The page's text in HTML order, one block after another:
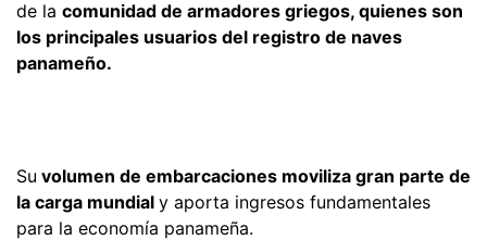
de la comunidad de armadores griegos, quienes son
los principales usuarios del registro de naves
panameño.
Su volumen de embarcaciones moviliza gran parte de
la carga mundial y aporta ingresos fundamentales
para la economía panameña.